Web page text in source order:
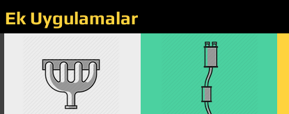
Ek Uygulamalar